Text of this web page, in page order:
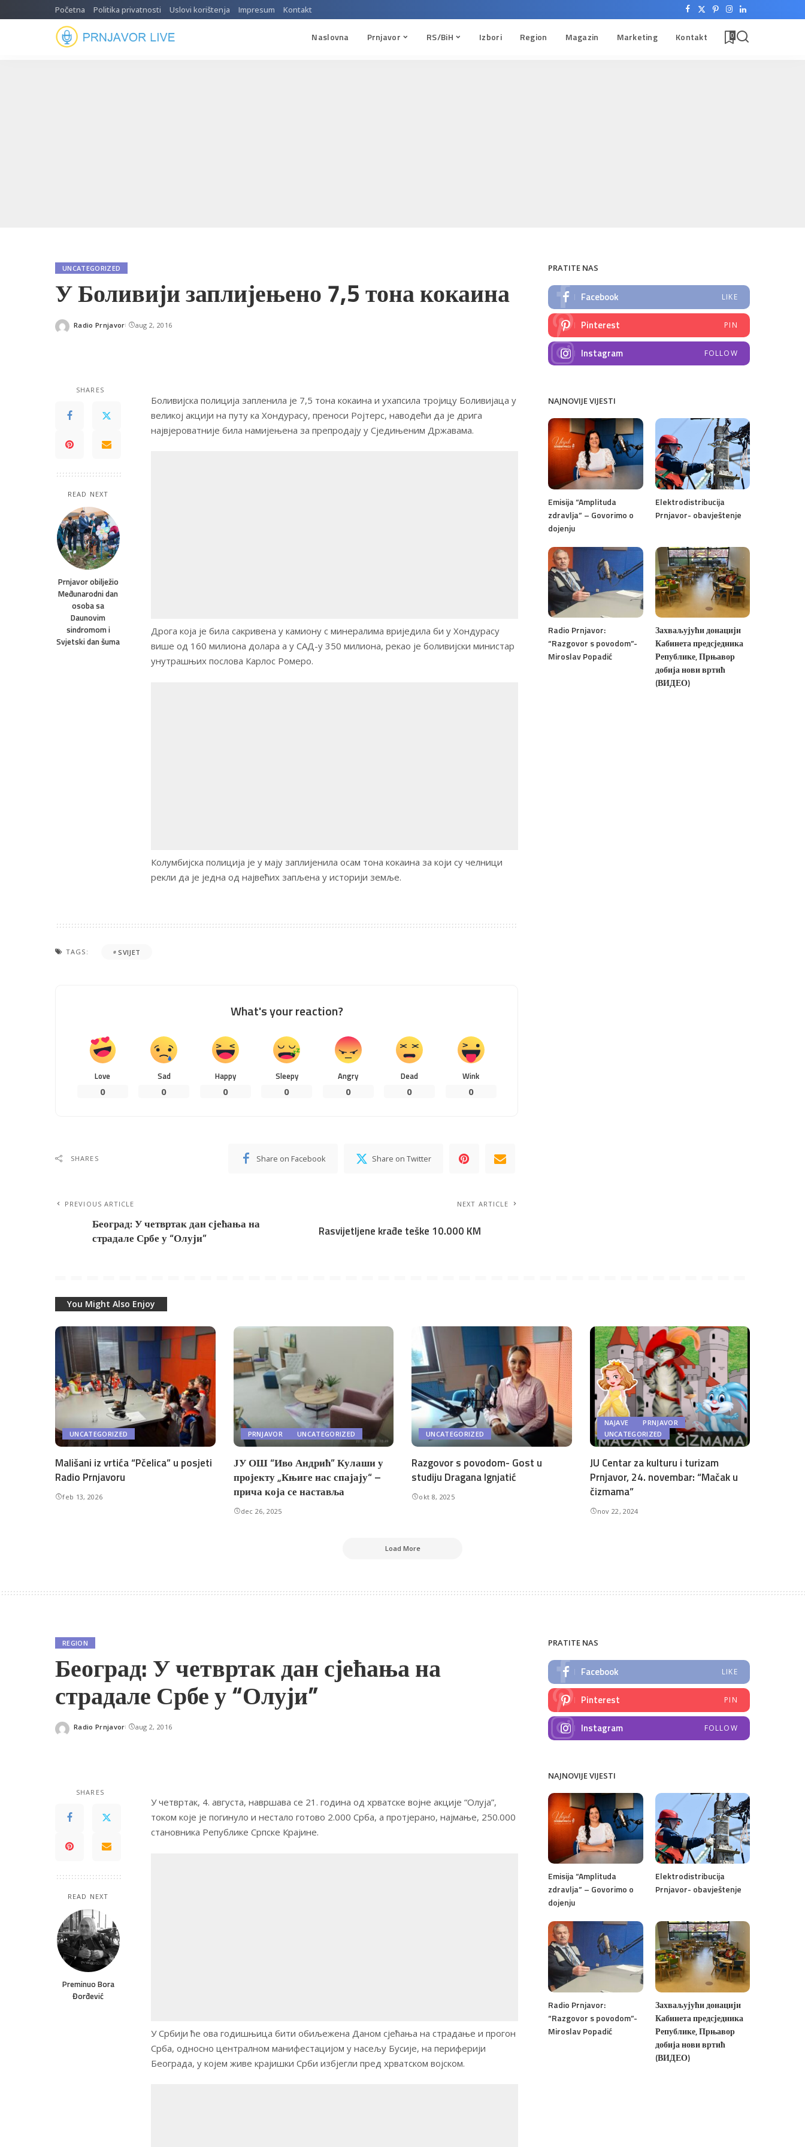
Početna Politika privatnosti Uslovi korištenja Impresum Kontakt
Naslovna Prnjavor RS/BiH Izbori Region Magazin Marketing Kontakt 0
UNCATEGORIZED
У Боливији заплијењено 7,5 тона кокаина
Posted
Radio Prnjavor aug 2, 2016
SHARES
READ NEXT
Prnjavor obilježio
Međunarodni dan
osoba sa
Daunovim
sindromom i
Svjetski dan šuma
Боливијска полиција запленила је 7,5 тона кокаина и ухапсила тројицу Боливијаца у
великој акцији на путу ка Хондурасу, преноси Ројтерс, наводећи да је дрига
највјероватније била намијењена за препродају у Сједињеним Државама.
Дрога која је била сакривена у камиону с минералима вриједила би у Хондурасу
више од 160 милиона долара а у САД-у 350 милиона, рекао је боливијски министар
унутрашњих послова Карлос Ромеро.
Колумбијска полиција је у мају заплијeнила осам тона кокаина за који су челници
рекли да је једна од највећих запљена у историји земље.
TAGS: SVIJET
What's your reaction?
Love
0
Sad
0
Happy
0
Sleepy
0
Angry
0
Dead
0
Wink
0
SHARES Share on Facebook Share on Twitter
PREVIOUS ARTICLE
Београд: У четвртак дан сјећања на
страдале Србе у “Олуји”
NEXT ARTICLE
Rasvijetljene krađe teške 10.000 KM
PRATITE NAS
Facebook LIKE
Pinterest PIN
Instagram FOLLOW
NAJNOVIJE VIJESTI
Emisija “Amplituda
zdravlja” – Govorimo o
dojenju
Elektrodistribucija
Prnjavor- obavještenje
Radio Prnjavor:
“Razgovor s povodom”-
Miroslav Popadić
Захваљујући донацији
Кабинета предсједника
Републике, Прњавор
добија нови вртић
(ВИДЕО)
You Might Also Enjoy
UNCATEGORIZED
Mališani iz vrtića “Pčelica” u posjeti
Radio Prnjavoru
feb 13, 2026
PRNJAVOR UNCATEGORIZED
ЈУ ОШ “Иво Андрић” Кулаши у
пројекту „Књиге нас спајају“ –
прича која се наставља
dec 26, 2025
UNCATEGORIZED
Razgovor s povodom- Gost u
studiju Dragana Ignjatić
okt 8, 2025
NAJAVE
PRNJAVOR
UNCATEGORIZED
JU Centar za kulturu i turizam
Prnjavor, 24. novembar: “Mačak u
čizmama”
nov 22, 2024
Load More
REGION
Београд: У четвртак дан сјећања на
страдале Србе у “Олуји”
Posted
Radio Prnjavor aug 2, 2016
SHARES
READ NEXT
Preminuo Bora
Đorđević
У четвртак, 4. августа, навршава се 21. година од хрватске војне акције “Олуја”,
током које је погинуло и нестало готово 2.000 Срба, а протјерано, најмање, 250.000
становника Републике Српске Крајине.
У Србији ће ова годишњица бити обиљежена Даном сјећања на страдање и прогон
Срба, односно централном манифестацијом у насељу Бусије, на периферији
Београда, у којем живе крајишки Срби избјегли пред хрватском војском.
PRATITE NAS
Facebook LIKE
Pinterest PIN
Instagram FOLLOW
NAJNOVIJE VIJESTI
Emisija “Amplituda
zdravlja” – Govorimo o
dojenju
Elektrodistribucija
Prnjavor- obavještenje
Radio Prnjavor:
“Razgovor s povodom”-
Miroslav Popadić
Захваљујући донацији
Кабинета предсједника
Републике, Прњавор
добија нови вртић
(ВИДЕО)